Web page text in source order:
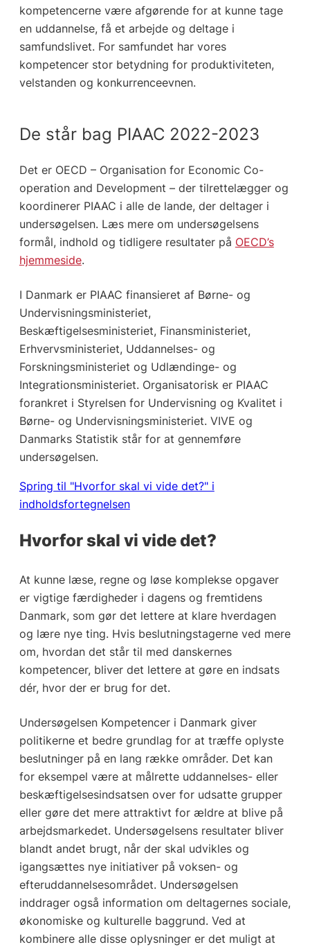
kompetencerne være afgørende for at kunne tage
en uddannelse, få et arbejde og deltage i
samfundslivet. For samfundet har vores
kompetencer stor betydning for produktiviteten,
velstanden og konkurrenceevnen.
De står bag PIAAC 2022-2023
Det er OECD – Organisation for Economic Co-
operation and Development – der tilrettelægger og
koordinerer PIAAC i alle de lande, der deltager i
undersøgelsen. Læs mere om undersøgelsens
formål, indhold og tidligere resultater på OECD’s
hjemmeside.
I Danmark er PIAAC finansieret af Børne- og
Undervisningsministeriet,
Beskæftigelsesministeriet, Finansministeriet,
Erhvervsministeriet, Uddannelses- og
Forskningsministeriet og Udlændinge- og
Integrationsministeriet. Organisatorisk er PIAAC
forankret i Styrelsen for Undervisning og Kvalitet i
Børne- og Undervisningsministeriet. VIVE og
Danmarks Statistik står for at gennemføre
undersøgelsen.
Spring til "Hvorfor skal vi vide det?" i
indholdsfortegnelsen
Hvorfor skal vi vide det?
At kunne læse, regne og løse komplekse opgaver
er vigtige færdigheder i dagens og fremtidens
Danmark, som gør det lettere at klare hverdagen
og lære nye ting. Hvis beslutningstagerne ved mere
om, hvordan det står til med danskernes
kompetencer, bliver det lettere at gøre en indsats
dér, hvor der er brug for det.
Undersøgelsen Kompetencer i Danmark giver
politikerne et bedre grundlag for at træffe oplyste
beslutninger på en lang række områder. Det kan
for eksempel være at målrette uddannelses- eller
beskæftigelsesindsatsen over for udsatte grupper
eller gøre det mere attraktivt for ældre at blive på
arbejdsmarkedet. Undersøgelsens resultater bliver
blandt andet brugt, når der skal udvikles og
igangsættes nye initiativer på voksen- og
efteruddannelsesområdet. Undersøgelsen
inddrager også information om deltagernes sociale,
økonomiske og kulturelle baggrund. Ved at
kombinere alle disse oplysninger er det muligt at